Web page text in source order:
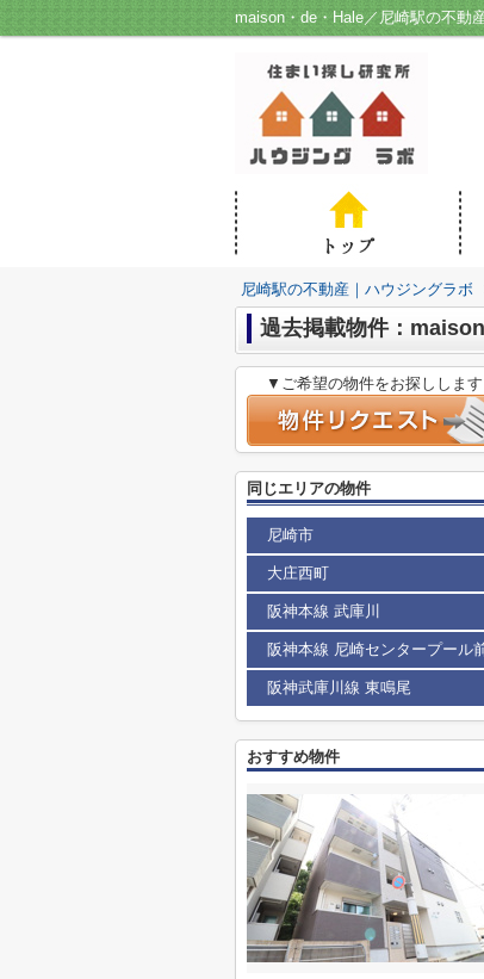
maison・de・Hale／尼崎駅の不動
尼崎駅の不動産｜ハウジングラボ
過去掲載物件：
▼ご希望の物件をお探しします
同じエリアの物件
尼崎市
大庄西町
阪神本線 武庫川
阪神本線 尼崎センタープール
阪神武庫川線 東鳴尾
おすすめ物件